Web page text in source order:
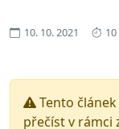
10. 10. 2021
Tento článek
přečíst v rámci